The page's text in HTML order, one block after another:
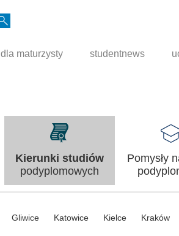
dla maturzysty studentnews
Kierunki studiów
podyplomowych
Pomysły
Gliwice Katowice Kielce Kraków